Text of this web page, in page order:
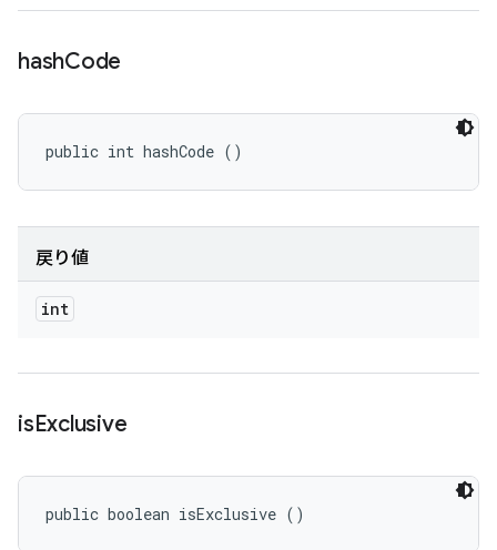
hashCode
public int hashCode ()
戻り値
int
isExclusive
public boolean isExclusive ()